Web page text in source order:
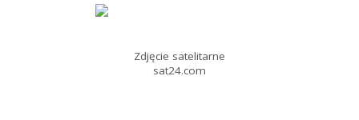
Zdjęcie satelitarne
sat24.com